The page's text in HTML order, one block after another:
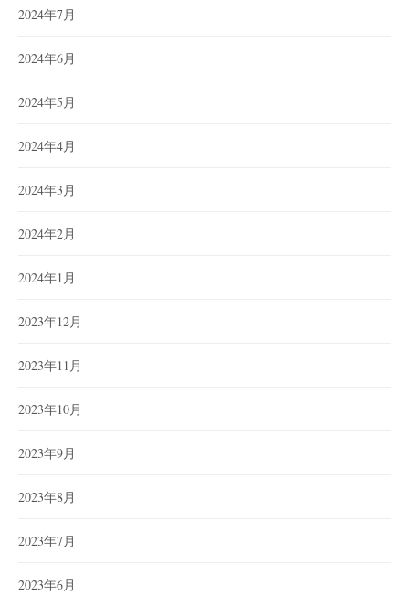
2024年7月
2024年6月
2024年5月
2024年4月
2024年3月
2024年2月
2024年1月
2023年12月
2023年11月
2023年10月
2023年9月
2023年8月
2023年7月
2023年6月